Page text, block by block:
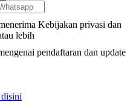
Kebijakan privasi dan
lebih
pendaftaran dan update